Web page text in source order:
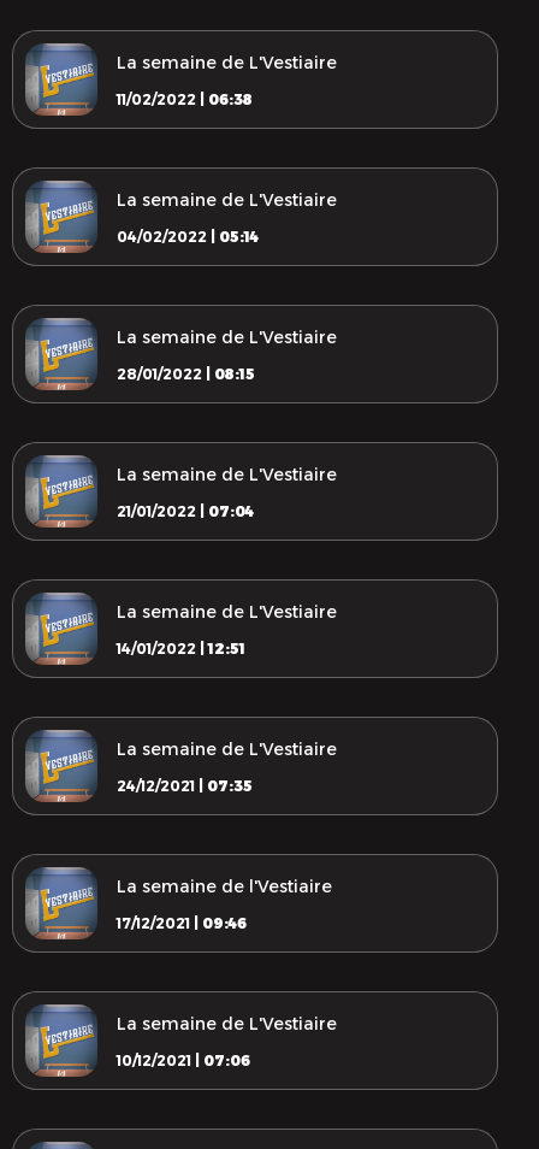
La semaine de L'Vestiaire
11/02/2022 | 06:38
La semaine de L'Vestiaire
04/02/2022 | 05:14
La semaine de L'Vestiaire
28/01/2022 | 08:15
La semaine de L'Vestiaire
21/01/2022 | 07:04
La semaine de L'Vestiaire
14/01/2022 |12:51
La semaine de L'Vestiaire
24/12/2021 | 07:35
La semaine de l'Vestiaire
17/12/2021 | 09:46
La semaine de L'Vestiaire
10/12/2021 | 07:06